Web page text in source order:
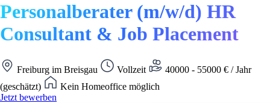
Personalberater (m/w/d) HR
Consultant & Job Placement
Freiburg im Breisgau Vollzeit
40000 - 55000 € / Jahr
(geschätzt)
Kein Homeoffice möglich
Jetzt bewerben